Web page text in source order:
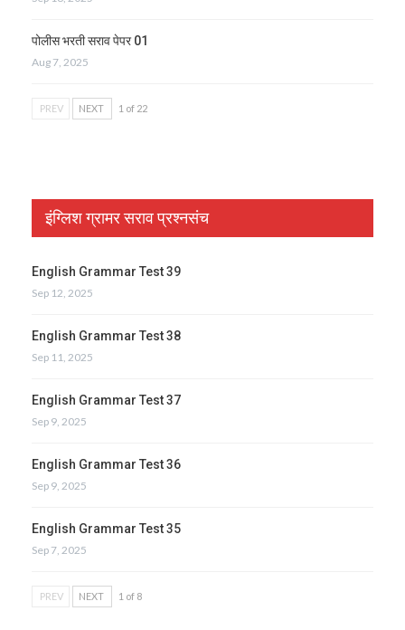
पोलीस भरती सराव पेपर 01
Aug 7, 2025
PREV NEXT 1 of 22
इंग्लिश ग्रामर सराव प्रश्नसंच
English Grammar Test 39
Sep 12, 2025
English Grammar Test 38
Sep 11, 2025
English Grammar Test 37
Sep 9, 2025
English Grammar Test 36
Sep 9, 2025
English Grammar Test 35
Sep 7, 2025
PREV NEXT 1 of 8